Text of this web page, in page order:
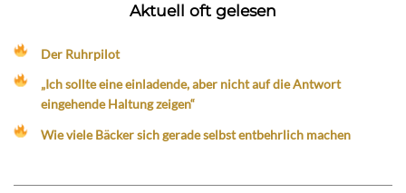
Aktuell oft gelesen
Der Ruhrpilot
„Ich sollte eine einladende, aber nicht auf die Antwort
eingehende Haltung zeigen“
Wie viele Bäcker sich gerade selbst entbehrlich machen